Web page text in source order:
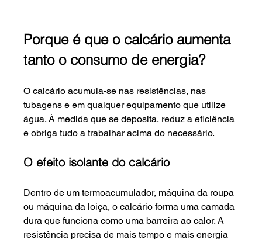
Porque é que o calcário aumenta
tanto o consumo de energia?
O calcário acumula-se nas resistências, nas
tubagens e em qualquer equipamento que utilize
água. À medida que se deposita, reduz a eficiência
e obriga tudo a trabalhar acima do necessário.
O efeito isolante do calcário
Dentro de um termoacumulador, máquina da roupa
ou máquina da loiça, o calcário forma uma camada
dura que funciona como uma barreira ao calor. A
resistência precisa de mais tempo e mais energia